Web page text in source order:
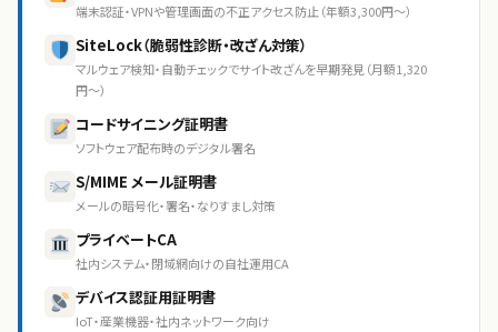
端末認証・VPNや管理画面の不正アクセス防止（年額3,300円〜）
SiteLock（脆弱性診断・改ざん対策）
マルウェア検知・自動チェックでサイト改ざんを早期発見（月額1,320
円〜）
コードサイニング証明書
ソフトウェア配布時のデジタル署名
S/MIME メール証明書
メールの暗号化・署名・なりすまし対策
プライベートCA
社内システム・閉域網向けの自社運用CA
デバイス認証用証明書
IoT・産業機器・社内ネットワーク向け